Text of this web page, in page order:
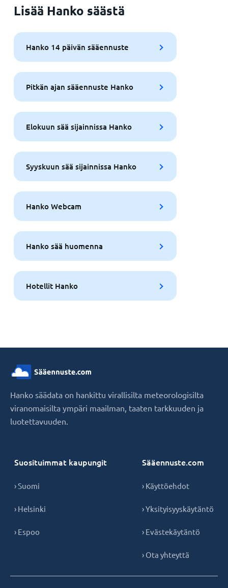
Lisää Hanko säästä
Hanko 14 päivän sääennuste
Pitkän ajan sääennuste Hanko
Elokuun sää sijainnissa Hanko
Syyskuun sää sijainnissa Hanko
Hanko Webcam
Hanko sää huomenna
Hotellit Hanko
Hanko säädata on hankittu virallisilta meteorologisilta
viranomaisilta ympäri maailman, taaten tarkkuuden ja
luotettavuuden.
Suosituimmat kaupungit
› Suomi
› Helsinki
› Espoo
Sääennuste.com
› Käyttöehdot
› Yksityisyyskäytäntö
› Evästekäytäntö
› Ota yhteyttä